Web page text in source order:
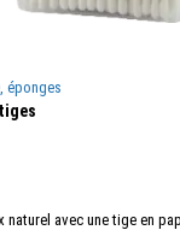
éponges
naturel avec une tige en